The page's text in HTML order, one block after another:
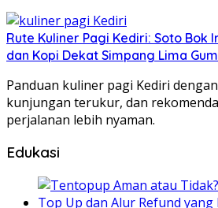
Rute Kuliner Pagi Kediri: Soto Bok
dan Kopi Dekat Simpang Lima
Panduan kuliner pagi Kediri
kunjungan terukur, dan
perjalanan lebih nyaman.
Edukasi